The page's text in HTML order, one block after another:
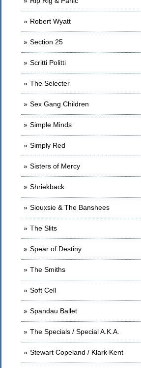
Robert Wyatt
Section 25
Scritti Politti
The Selecter
Sex Gang Children
Simple Minds
Simply Red
Sisters of Mercy
Shriekback
Siouxsie & The Banshees
The Slits
Spear of Destiny
The Smiths
Soft Cell
Spandau Ballet
The Specials / Special A.K.A.
Stewart Copeland / Klark Kent